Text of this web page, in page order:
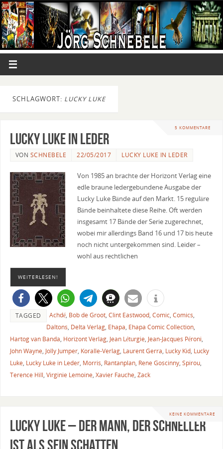
SCHLAGWORT: LUCKY LUKE
5 KOMMENTARE
Lucky Luke in Leder
VON SCHNEBELE 22/05/2017 LUCKY LUKE IN LEDER
Von 1985 an brachte der Horizont Verlag eine
edle braune ledergebundene Ausgabe der
Lucky Luke Bände auf den Markt. 15 reguläre
Bände beinhaltete diese Reihe. Oft werden
insgesamt 17 Bände der Serie zugerechnet,
wobei mir allerdings Band 16 und 17 bis heute
noch nicht untergekommen sind. Leider –
wohl aus rechtlichen
WEITERLESEN!
TAGGED Achdé, Bob de Groot, Clint Eastwood, Comic, Comics,
Daltons, Delta Verlag, Ehapa, Ehapa Comic Collection,
Hartog van Banda, Horizont Verlag, Jean Léturgie, Jean-Jacques Péroni,
John Wayne, Jolly Jumper, Koralle-Verlag, Laurent Gerra, Lucky Kid, Lucky
Luke, Lucky Luke in Leder, Morris, Rantanplan, Rene Goscinny, Spirou,
Terence Hill, Virginie Lemoine, Xavier Fauche, Zack
KEINE KOMMENTARE
Lucky Luke – Der Mann, der schneller
ist als sein Schatten